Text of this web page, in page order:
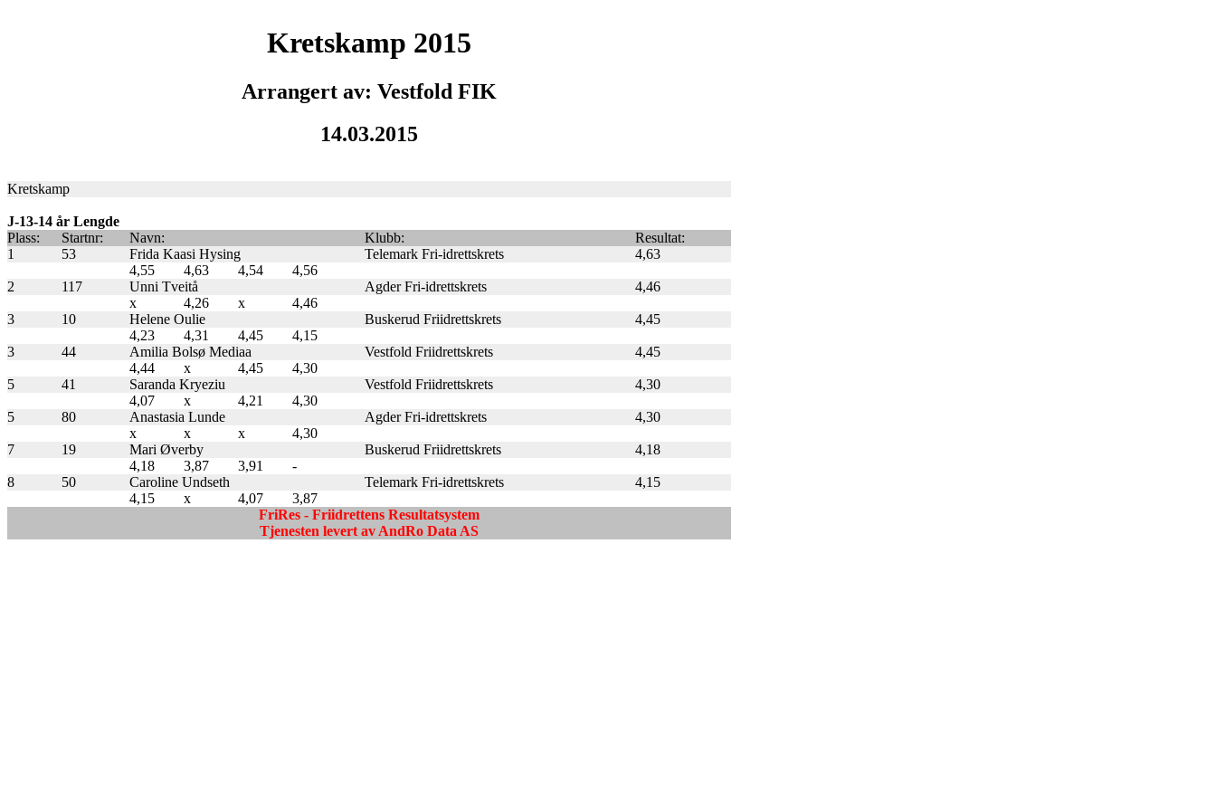
Kretskamp 2015
Arrangert av: Vestfold FIK
14.03.2015
Kretskamp
J-13-14 år Lengde
Plass:
Startnr: Navn: Klubb:
Resultat:
1
53 Frida Kaasi Hysing Telemark Fri-idrettskrets
4,63
4,55
4,63 4,54
4,56
2
117 Unni Tveitå Agder Fri-idrettskrets
4,46
x
4,26 x
4,46
3
10 Helene Oulie Buskerud Friidrettskrets
4,45
4,23
4,31 4,45
4,15
3
44 Amilia Bolsø Mediaa Vestfold Friidrettskrets
4,45
4,44
x 4,45
4,30
5
41 Saranda Kryeziu Vestfold Friidrettskrets
4,30
4,07
x 4,21
4,30
5
80 Anastasia Lunde Agder Fri-idrettskrets
4,30
x
x x
4,30
7
19 Mari Øverby Buskerud Friidrettskrets
4,18
4,18
3,87 3,91
-
8
50 Caroline Undseth Telemark Fri-idrettskrets
4,15
4,15
x 4,07
3,87
FriRes - Friidrettens Resultatsystem
Tjenesten levert av AndRo Data AS